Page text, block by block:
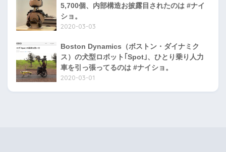
5,700個、内部構造お披露目されたのは #ナイ
ショ。
2020-03-03
Boston Dynamics（ボストン・ダイナミク
ス）の犬型ロボット｢Spot｣、ひとり乗り人力
車を引っ張ってるのは #ナイショ。
2020-03-01